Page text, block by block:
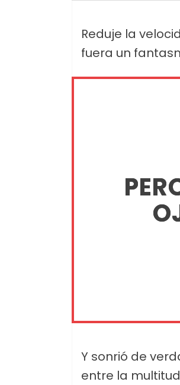
Reduje la
fuera un
Y sonrió de
entre la